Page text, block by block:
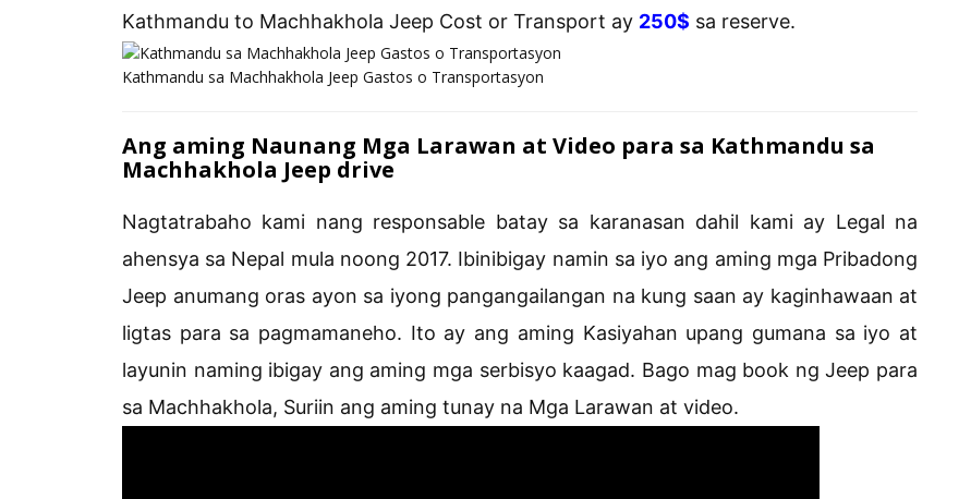
Kathmandu to Machhakhola Jeep Cost or Transport ay 250$ sa reserve.
Kathmandu sa Machhakhola Jeep Gastos o Transportasyon
Ang aming Naunang Mga Larawan at Video para sa Kathmandu sa
Machhakhola Jeep drive
Nagtatrabaho kami nang responsable batay sa karanasan dahil kami ay Legal na
ahensya sa Nepal mula noong 2017. Ibinibigay namin sa iyo ang aming mga Pribadong
Jeep anumang oras ayon sa iyong pangangailangan na kung saan ay kaginhawaan at
ligtas para sa pagmamaneho. Ito ay ang aming Kasiyahan upang gumana sa iyo at
layunin naming ibigay ang aming mga serbisyo kaagad. Bago mag book ng Jeep para
sa Machhakhola, Suriin ang aming tunay na Mga Larawan at video.